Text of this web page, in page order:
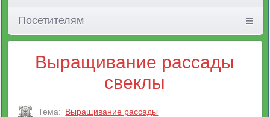
Посетителям
Выращивание рассады
свеклы
Тема: Выращивание рассады